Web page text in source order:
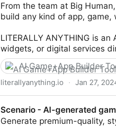
From the team at Big
build any kind of app,
LITERALLY ANYTHING is
widgets, or digital services
AI Game+App Builder
literallyanything.io · Jan 27,
Scenario - AI-generated
Generate premium-quality,